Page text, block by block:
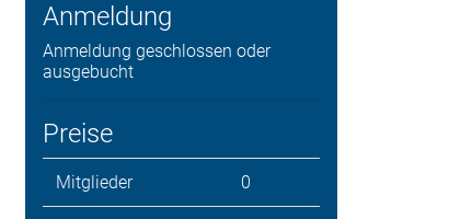
Anmeldung
Anmeldung geschlossen oder
ausgebucht
Preise
Mitglieder 0